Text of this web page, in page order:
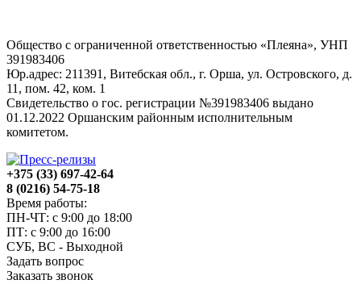
Общество с ограниченной ответственностью «Плеяна», УНП
391983406
Юр.адрес: 211391, Витебская обл., г. Орша, ул. Островского, д.
11, пом. 42, ком. 1
Свидетельство о гос. регистрации №391983406 выдано
01.12.2022 Оршанским районным исполнительным
комитетом.
+375 (33) 697-42-64
8 (0216) 54-75-18
Время работы:
ПН-ЧТ: с 9:00 до 18:00
ПТ: с 9:00 до 16:00
СУБ, ВС - Выходной
Задать вопрос
Заказать звонок